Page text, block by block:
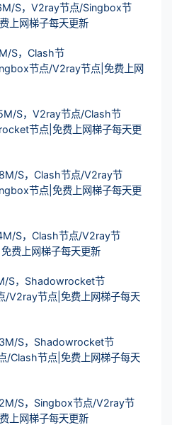
S，V2ray节点/Singbox节
上网梯子每天更新
S，Clash节
节点/V2ray节点|免费上网
S，V2ray节点/Clash节
节点|免费上网梯子每天更
S，Clash节点/V2ray节
节点|免费上网梯子每天更
S，Clash节点/V2ray节
费上网梯子每天更新
S，Shadowrocket节
/V2ray节点|免费上网梯子每天
S，Shadowrocket节
/Clash节点|免费上网梯子每天
S，Singbox节点/V2ray节
上网梯子每天更新